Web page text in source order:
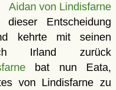
Aidan von Lindisfarne
Entscheidung
kehrte mit seinen
Irland zurück
bat nun Eata,
von Lindisfarne zu